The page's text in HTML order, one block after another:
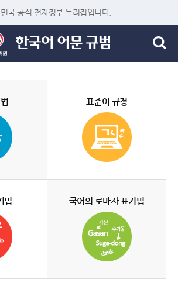
국 공식 전자정부 누리집입니다.
표준어 규정
법 국어의 로마자 표기법